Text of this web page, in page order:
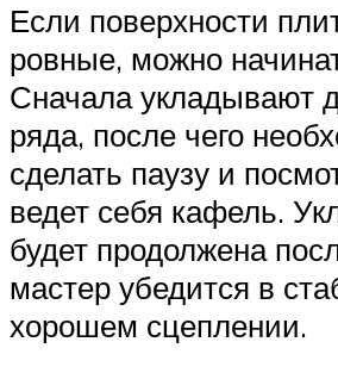
Если поверхности
ровные, можно
Сначала укладывают
ряда, после чего
сделать паузу и
ведет себя кафель.
будет продолжена
мастер убедится в
хорошем сцеплении.